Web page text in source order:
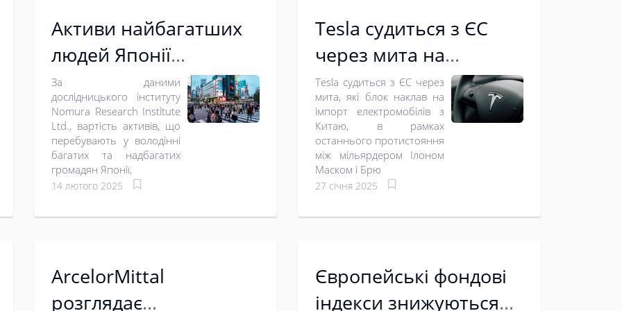
Активи найбагатших
людей Японії
підскочили до
рекордних $3 трлн
За даними
дослідницького інституту
Nomura Research Institute
Ltd., вартість активів, що
перебувають у володінні
багатих та надбагатих
громадян Японії,
14 лютого 2025
Tesla судиться з ЄС
через мита на
електромобілі з Китаю
Tesla судиться з ЄС через
мита, які блок наклав на
імпорт електромобілів з
Китаю, в рамках
останнього протистояння
між мільярдером Ілоном
Маском і Брю
27 січня 2025
ArcelorMittal
розглядає
Європейські фондові
індекси знижуються